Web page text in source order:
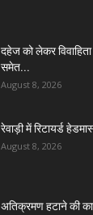
दहेज को लेकर
समेत...
August 8, 2026
रेवाड़ी में रिटायर्ड
August 8, 2026
अतिक्रमण हटाने की